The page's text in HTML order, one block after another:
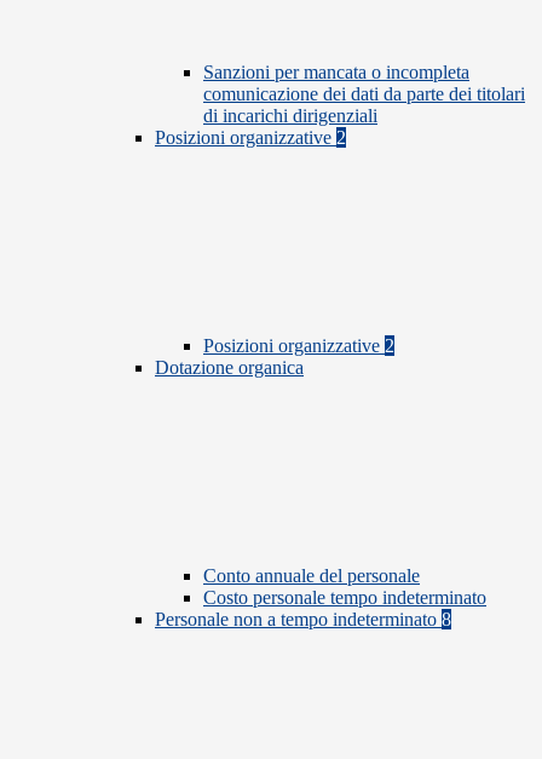
Sanzioni per mancata o incompleta
comunicazione dei dati da parte dei titolari
di incarichi dirigenziali
Posizioni organizzative 2
Posizioni organizzative 2
Dotazione organica
Conto annuale del personale
Costo personale tempo indeterminato
Personale non a tempo indeterminato 8